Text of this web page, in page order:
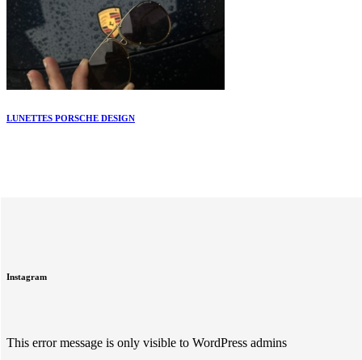
LUNETTES PORSCHE DESIGN
Instagram
This error message is only visible to WordPress admins